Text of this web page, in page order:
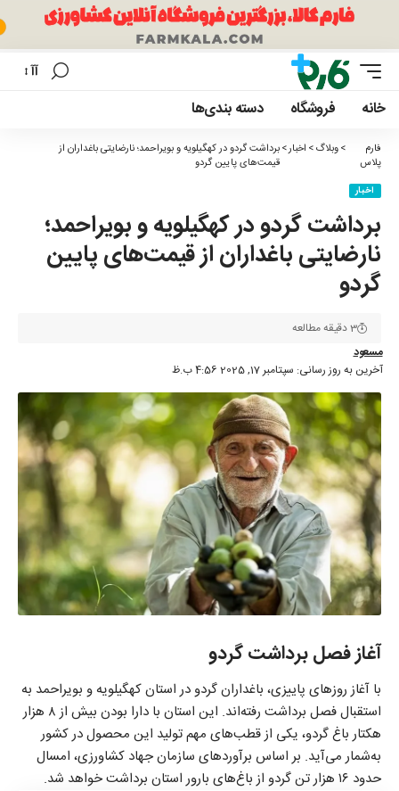
تغییر
آآ
خانه فروشگاه دسته بندی‌ها
فارم
پلاس
>وبلاگ> اخبار>برداشت گردو در کهگیلویه و بویراحمد؛ نارضایتی باغداران از
قیمت‌های پایین گردو
اخبار
برداشت گردو در کهگیلویه و بویراحمد؛
نارضایتی باغداران از قیمت‌های پایین
گردو
آخرین به روز رسانی: سپتامبر 17, 2025 4:56 ب.ظ
مسعود
3 دقیقه مطالعه
آغاز فصل برداشت گردو
با آغاز روزهای پاییزی، باغداران گردو در استان کهگیلویه و بویراحمد به
استقبال فصل برداشت رفته‌اند. این استان با دارا بودن بیش از ۸ هزار
هکتار باغ گردو، یکی از قطب‌های مهم تولید این محصول در کشور
به‌شمار می‌آید. بر اساس برآوردهای سازمان جهاد کشاورزی، امسال
حدود ۱۶ هزار تن گردو از باغ‌های بارور استان برداشت خواهد شد.